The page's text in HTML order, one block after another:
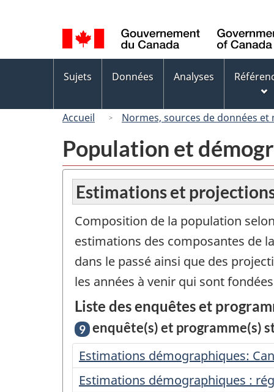
de
la
langue
des
Sujets Données Analyses
Accueil Normes, sources de données et
Population et
Estimations et
Composition de la population
estimations des composantes de
dans le passé ainsi que des
les années à venir qui sont
Liste des enquêtes et
9 enquête(s) et programme(s)
Estimations démographiques:
Estimations démographiques :